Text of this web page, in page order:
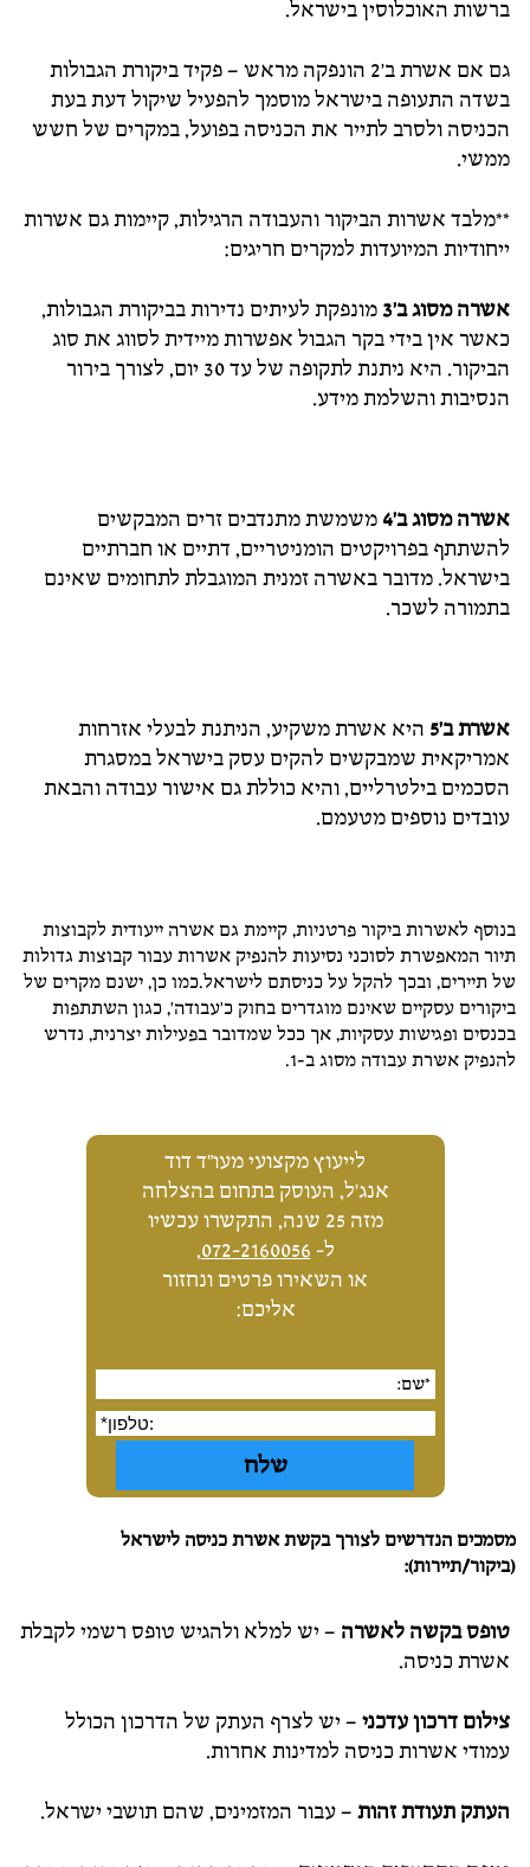
ברשות האוכלוסין בישראל.
גם אם אשרת ב'2 הונפקה מראש – פקיד ביקורת הגבולות
בשדה התעופה בישראל מוסמך להפעיל שיקול דעת בעת
הכניסה ולסרב לתייר את הכניסה בפועל, במקרים של חשש
ממשי.
**מלבד אשרות הביקור והעבודה הרגילות, קיימות גם אשרות
ייחודיות המיועדות למקרים חריגים:
אשרה מסוג ב'3
מונפקת לעיתים נדירות בביקורת הגבולות,
כאשר אין בידי בקר הגבול אפשרות מיידית לסווג את סוג
הביקור. היא ניתנת לתקופה של עד 30 יום, לצורך בירור
הנסיבות והשלמת מידע.
אשרה מסוג ב'4
משמשת מתנדבים זרים המבקשים
להשתתף בפרויקטים הומניטריים, דתיים או חברתיים
בישראל. מדובר באשרה זמנית המוגבלת לתחומים שאינם
בתמורה לשכר.
אשרת ב'5
היא אשרת משקיע, הניתנת לבעלי אזרחות
אמריקאית שמבקשים להקים עסק בישראל במסגרת
הסכמים בילטרליים, והיא כוללת גם אישור עבודה והבאת
עובדים נוספים מטעמם.
בנוסף לאשרות ביקור פרטניות, קיימת גם אשרה ייעודית לקבוצות
תיור המאפשרת לסוכני נסיעות להנפיק אשרות עבור קבוצות גדולות
של תיירים, ובכך להקל על כניסתם לישראל.כמו כן, ישנם מקרים של
ביקורים עסקיים שאינם מוגדרים בחוק כ'עבודה', כגון השתתפות
בכנסים ופגישות עסקיות, אך ככל שמדובר בפעילות יצרנית, נדרש
להנפיק אשרת עבודה מסוג ב-1.
לייעוץ מקצועי מעו"ד דוד
אנג'ל, העוסק בתחום בהצלחה
מזה 25 שנה, התקשרו עכשיו
ל- 072-2160056
,
או השאירו פרטים ונחזור
אליכם:
מסמכים הנדרשים לצורך בקשת אשרת כניסה לישראל
(ביקור/תיירות):
טופס בקשה לאשרה – יש למלא ולהגיש טופס רשמי לקבלת
אשרת כניסה.
צילום דרכון עדכני – יש לצרף העתק של הדרכון הכולל
עמודי אשרות כניסה למדינות אחרות.
העתק תעודת זהות – עבור המזמינים, שהם תושבי ישראל.